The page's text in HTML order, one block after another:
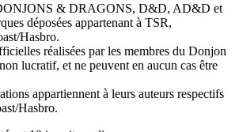
& DRAGONS, D&D, AD&D et
déposées appartenant à TSR,
Hasbro.
réalisées par les membres du Donjon
lucratif, et ne peuvent en aucun cas être
appartiennent à leurs auteurs respectifs
Hasbro.